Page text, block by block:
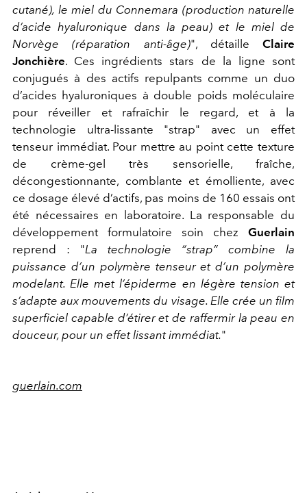
cutané), le miel du Connemara (production naturelle
d’acide hyaluronique dans la peau) et le miel de
Norvège (réparation anti-âge)", détaille Claire
Jonchière. Ces ingrédients stars de la ligne sont
conjugués à des actifs repulpants comme un duo
d’acides hyaluroniques à double poids moléculaire
pour réveiller et rafraîchir le regard, et à la
technologie ultra-lissante "strap" avec un effet
tenseur immédiat. Pour mettre au point cette texture
de crème-gel très sensorielle, fraîche,
décongestionnante, comblante et émolliente, avec
ce dosage élevé d’actifs, pas moins de 160 essais ont
été nécessaires en laboratoire. La responsable du
développement formulatoire soin chez Guerlain
reprend : "La technologie “strap” combine la
puissance d’un polymère tenseur et d’un polymère
modelant. Elle met l’épiderme en légère tension et
s’adapte aux mouvements du visage. Elle crée un film
superficiel capable d’étirer et de raffermir la peau en
douceur, pour un effet lissant immédiat."
guerlain.com